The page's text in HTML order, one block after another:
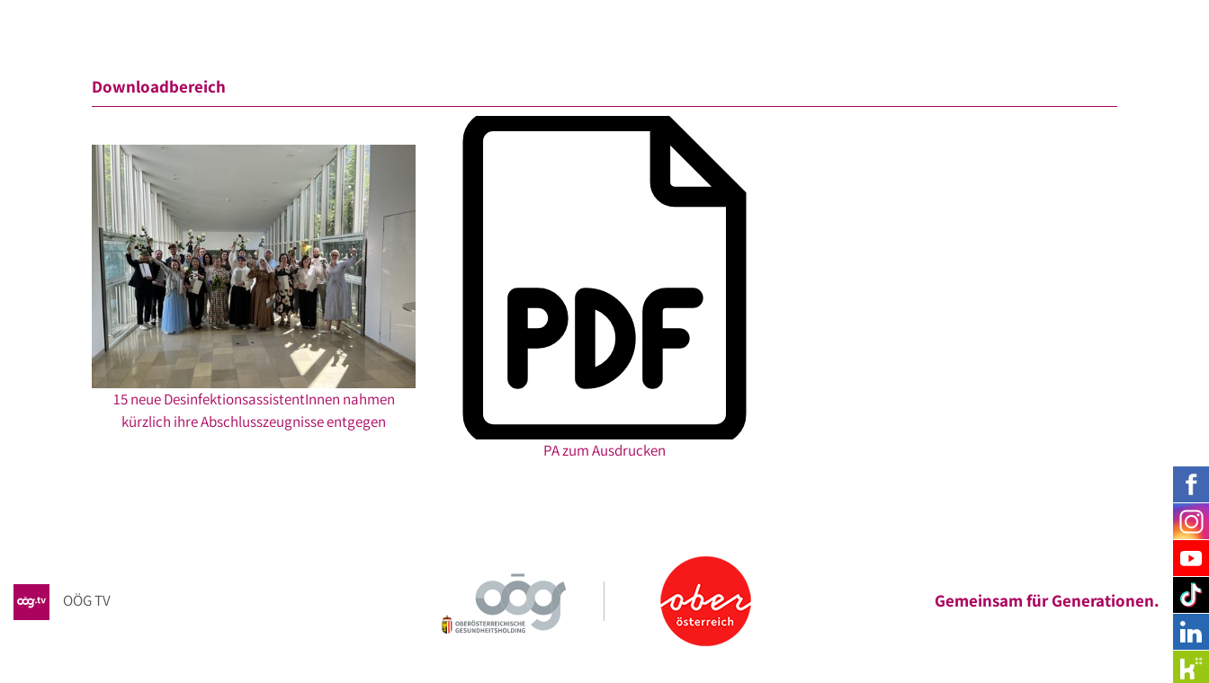
Downloadbereich
15 neue DesinfektionsassistentInnen nahmen
kürzlich ihre Abschlusszeugnisse entgegen
PA zum Ausdrucken
OÖG TV Gemeinsam für Generationen.